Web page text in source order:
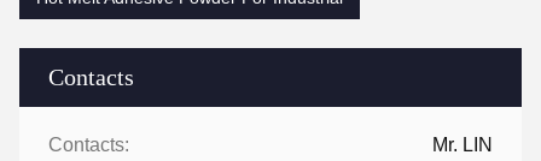
Contacts
Contacts: Mr. LIN